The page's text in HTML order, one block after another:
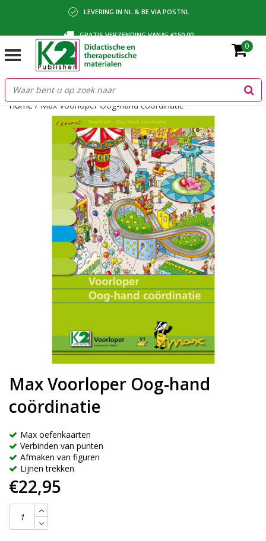
LEVERING IN NL & BE VIA POSTNL
GRATIS VERZENDING VANAF €150,00
BETALING VIA IDEAL, BANCONTACT OF FACTUUR
0
Home/Max Voorloper Oog-hand coördinatie
Max Voorloper Oog-hand
coördinatie
Max oefenkaarten
Verbinden van punten
Afmaken van figuren
Lijnen trekken
€22,95